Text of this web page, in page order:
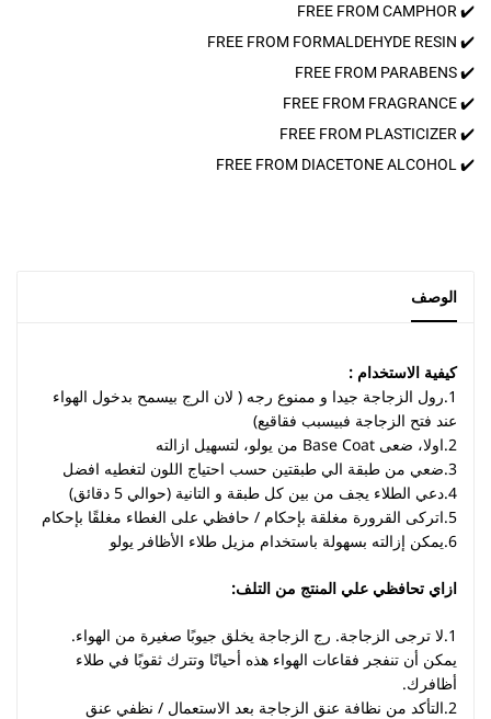
✔️ FREE FROM CAMPHOR
✔️ FREE FROM FORMALDEHYDE RESIN
✔️ FREE FROM PARABENS
✔️ FREE FROM FRAGRANCE
✔️ FREE FROM PLASTICIZER
✔️ FREE FROM DIACETONE ALCOHOL
الوصف
كيفية الاستخدام :
1.رول الزجاجة جيدا و ممنوع رجه ( لان الرج بيسمح بدخول الهواء
عند فتح الزجاجة فبيسبب فقاقيع)
2.اولا، ضعى Base Coat من يولو، لتسهيل ازالته
3.ضعي من طبقة الي طبقتين حسب احتياج اللون لتغطيه افضل
4.دعي الطلاء يجف من بين كل طبقة و التانية (حوالي 5 دقائق)
5.اتركى القرورة مغلقة بإحكام / حافظي على الغطاء مغلقًا بإحكام
6.يمكن إزالته بسهولة باستخدام مزيل طلاء الأظافر يولو
ازاي تحافظي علي المنتج من التلف:
1.لا ترجى الزجاجة. رج الزجاجة يخلق جيوبًا صغيرة من الهواء.
يمكن أن تنفجر فقاعات الهواء هذه أحيانًا وتترك ثقوبًا في طلاء
أظافرك.
2.التأكد من نظافة عنق الزجاجة بعد الاستعمال / نظفي عنق